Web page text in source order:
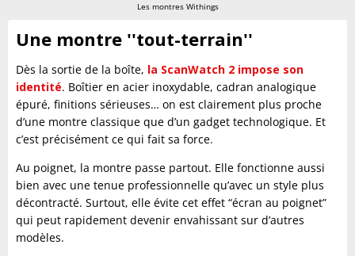
Les montres Withings
Une montre ''tout-terrain''
Dès la sortie de la boîte, la ScanWatch 2 impose son
identité. Boîtier en acier inoxydable, cadran analogique
épuré, finitions sérieuses… on est clairement plus proche
d’une montre classique que d’un gadget technologique. Et
c’est précisément ce qui fait sa force.
Au poignet, la montre passe partout. Elle fonctionne aussi
bien avec une tenue professionnelle qu’avec un style plus
décontracté. Surtout, elle évite cet effet “écran au poignet”
qui peut rapidement devenir envahissant sur d’autres
modèles.